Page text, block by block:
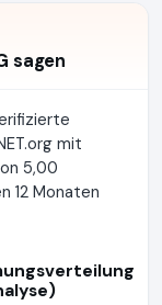
sagen
mit
5,00
12 Monaten